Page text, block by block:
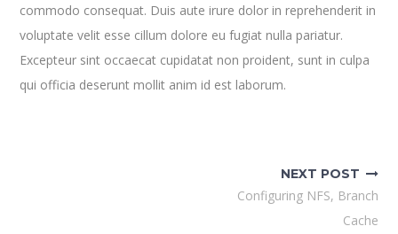
commodo consequat. Duis aute irure dolor in reprehenderit in
voluptate velit esse cillum dolore eu fugiat nulla pariatur.
Excepteur sint occaecat cupidatat non proident, sunt in culpa
qui officia deserunt mollit anim id est laborum.
NEXT POST
Configuring NFS, Branch
Cache